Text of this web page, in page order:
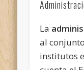
La
al
institutos